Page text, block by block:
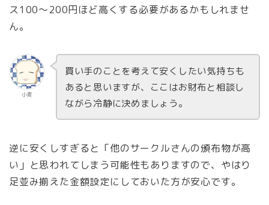
ス100〜200円ほど高くする必要があるかもしれませ
ん。
小麦
買い手のことを考えて安くしたい気持ちも
あると思いますが、ここはお財布と相談し
ながら冷静に決めましょう。
逆に安くしすぎると「他のサークルさんの頒布物が高
い」と思われてしまう可能性もありますので、やはり
足並み揃えた金額設定にしておいた方が安心です。